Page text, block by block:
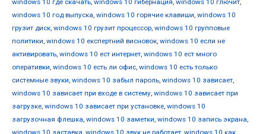
windows 10 где скачать, windows 10 гибернация, windows 10 глючит,
windows 10 год выпуска, windows 10 горячие клавиши, windows 10
грузит диск, windows 10 грузит процессор, windows 10 групповые
политики, windows 10 експертний висновок, windows 10 если не
активировать, windows 10 ест интернет, windows 10 ест много
оперативки, windows 10 есть ли офис, windows 10 есть только
системные звуки, windows 10 забыл пароль, windows 10 зависает,
windows 10 зависает при входе в систему, windows 10 зависает при
загрузке, windows 10 зависает при установке, windows 10
загрузочная флешка, windows 10 заметки, windows 10 запись экрана,